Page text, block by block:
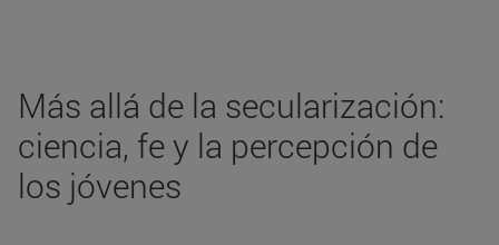
Más allá de la secularización:
ciencia, fe y la percepción de
los jóvenes